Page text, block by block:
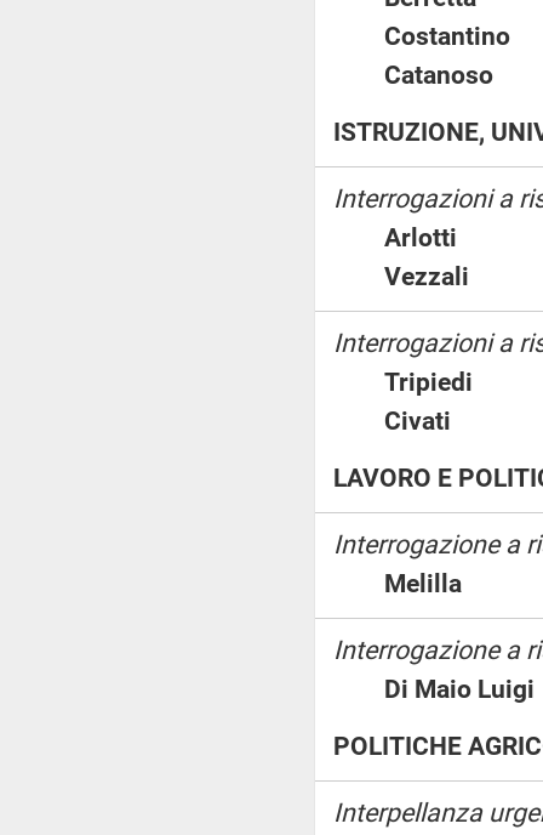
Catanoso
ISTRUZIONE,
Interrogazioni a
Arlotti
Vezzali
Interrogazioni a
Tripiedi
Civati
LAVORO E
Interrogazione a
Melilla
Interrogazione a
Di Maio
POLITICHE
Interpellanza